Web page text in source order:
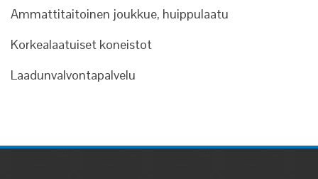
Ammattitaitoinen joukkue, huippulaatu
Korkealaatuiset koneistot
Laadunvalvontapalvelu